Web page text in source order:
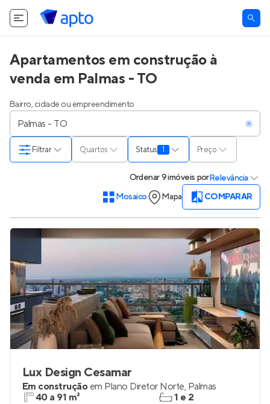
Apartamentos em construção à
venda em Palmas - TO
Bairro, cidade ou empreendimento
Quartos Status 1 Preço
Filtrar
Ordenar9 imóveis porRelevância
Mosaico
Mapa COMPARAR
Lux Design Cesamar
Em construção em Plano Diretor Norte, Palmas
40 a 91 m²
1 e 2